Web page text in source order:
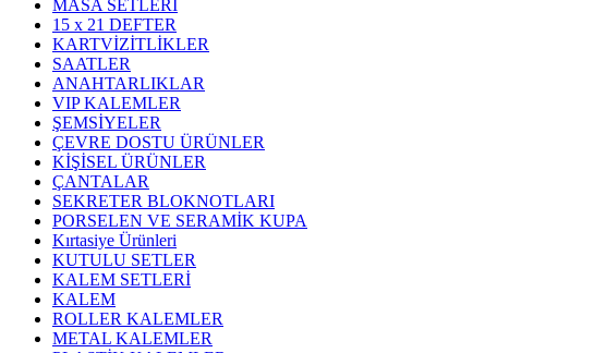
MASA SETLERİ
15 x 21 DEFTER
KARTVİZİTLİKLER
SAATLER
ANAHTARLIKLAR
VIP KALEMLER
ŞEMSİYELER
ÇEVRE DOSTU ÜRÜNLER
KİŞİSEL ÜRÜNLER
ÇANTALAR
SEKRETER BLOKNOTLARI
PORSELEN VE SERAMİK KUPA
Kırtasiye Ürünleri
KUTULU SETLER
KALEM SETLERİ
KALEM
ROLLER KALEMLER
METAL KALEMLER